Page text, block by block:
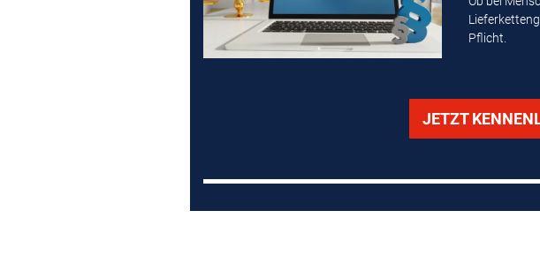
Pflicht.
JETZT